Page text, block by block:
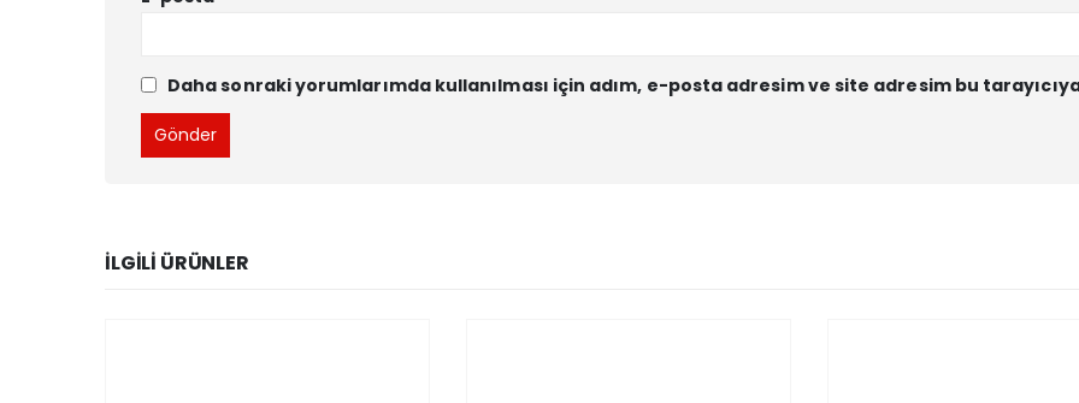
Daha sonraki yorumlarımda kullanılması için adım, e-posta adresim ve site adresim bu
İLGILI ÜRÜNLER